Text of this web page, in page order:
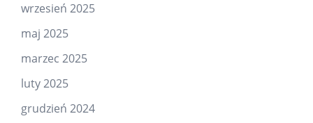
wrzesień 2025
maj 2025
marzec 2025
luty 2025
grudzień 2024